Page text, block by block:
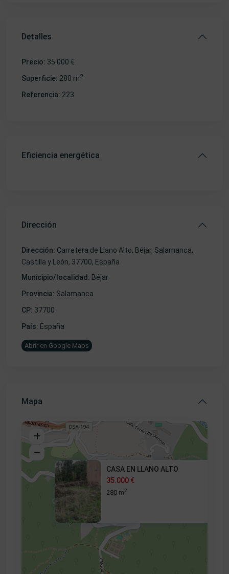
Detalles
Precio: 35.000 €
Superficie: 280 m2
Referencia: 223
Eficiencia energética
Dirección
Dirección: Carretera de Llano Alto, Béjar, Salamanca,
Castilla y León, 37700, España
Municipio/localidad: Béjar
Provincia: Salamanca
CP: 37700
País: España
Abrir en Google Maps
Mapa
35.000 €
CASA EN LLANO ALTO
35.000 €
280 m2